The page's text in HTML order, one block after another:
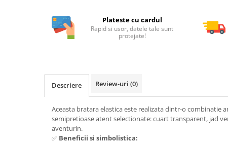
Plateste cu cardul
Rapid si usor, datele tale sunt
protejate!
Descriere Review-uri (0)
Aceasta bratara elastica este realizata dintr-o combinatie
semipretioase atent selectionate: cuart transparent, jad
aventurin.
✅ Beneficii si simbolistica: